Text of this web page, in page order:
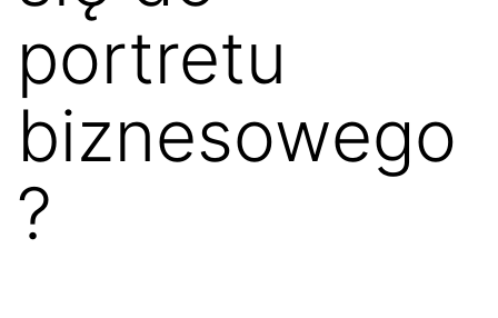
portretu
biznesowego
?